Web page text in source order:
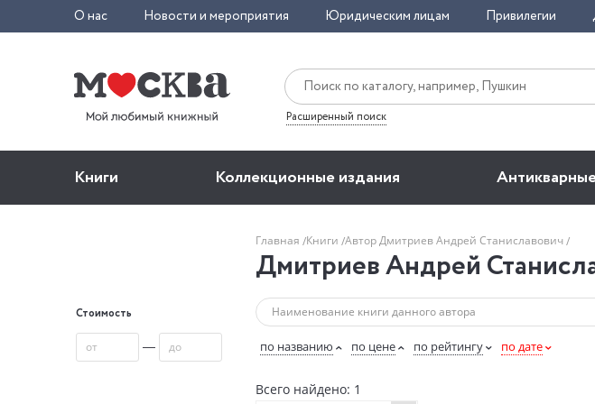
О нас Новости и мероприятия Юридическим лицам Привилегии
Расширенный поиск
Книги Коллекционные издания
Главная Книги Автор Дмитриев Андрей Станиславович
Дмитриев Андрей
Стоимость
— по названию по цене по рейтингу по дате
Всего найдено: 1